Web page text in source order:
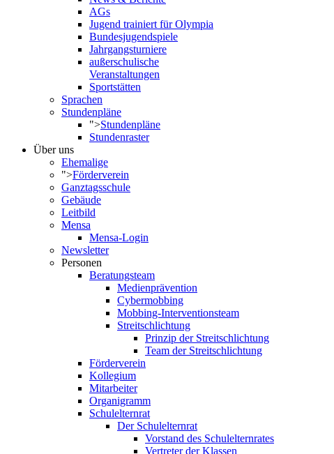
AGs
Jugend trainiert für Olympia
Bundesjugendspiele
Jahrgangsturniere
außerschulische
Veranstaltungen
Sportstätten
Sprachen
Stundenpläne
">Stundenpläne
Stundenraster
Über uns
Ehemalige
">Förderverein
Ganztagsschule
Gebäude
Leitbild
Mensa
Mensa-Login
Newsletter
Personen
Beratungsteam
Medienprävention
Cybermobbing
Mobbing-Interventionsteam
Streitschlichtung
Prinzip der Streitschlichtung
Team der Streitschlichtung
Förderverein
Kollegium
Mitarbeiter
Organigramm
Schulelternrat
Der Schulelternrat
Vorstand des Schulelternrates
Vertreter der Klassen